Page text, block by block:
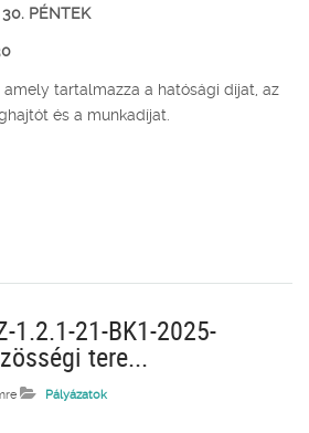
PÉNTEK
tartalmazza a hatósági díjat, az
és a munkadíjat.
1.2.1-21-BK1-2025-
tere...
Pályázatok